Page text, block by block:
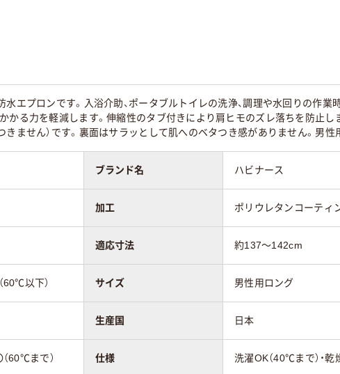
水エプロンです。入浴介助、ポータブルトイレの洗浄、調理や水回りの作業
かる力を軽減します。伸縮性のタブ付きにより肩ヒモのズレ落ちを防止し
ません）です。裏面はサラッとして肌へのベタつき感がありません。男性
ブランド名 ハビナース
加工 ポリウレタンコーティン
適応寸法 約137～142cm
60℃以下） サイズ 男性用ロング
生産国 日本
60℃まで） 仕様 洗濯OK（40℃まで）・乾